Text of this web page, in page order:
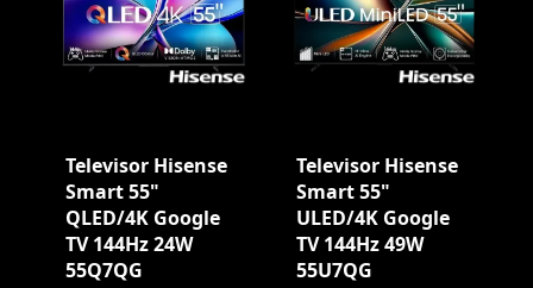
Televisor Hisense
Smart 55"
QLED/4K Google
TV 144Hz 24W
55Q7QG
Televisor Hisense
Smart 55"
ULED/4K Google
TV 144Hz 49W
55U7QG